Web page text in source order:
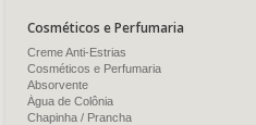
Cosméticos e Perfumaria
Creme Anti-Estrias
Cosméticos e Perfumaria
Absorvente
Água de Colônia
Chapinha / Prancha